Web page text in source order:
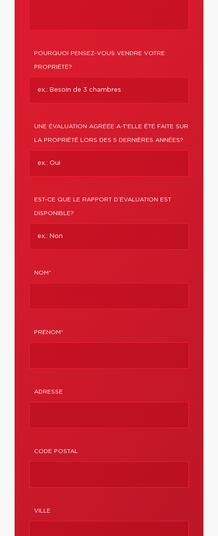
POURQUOI PENSEZ-VOUS VENDRE VOTRE
PROPRIÉTÉ?
UNE ÉVALUATION AGRÉÉE A-T'ELLE ÉTÉ FAITE SUR
LA PROPRIÉTÉ LORS DES 5 DERNIÈRES ANNÉES?
EST-CE QUE LE RAPPORT D’ÉVALUATION EST
DISPONIBLE?
NOM*
PRÉNOM*
ADRESSE
CODE POSTAL
VILLE